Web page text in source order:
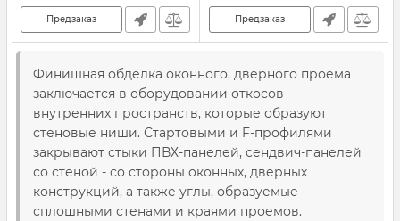
Предзаказ Предзаказ
Финишная обделка оконного, дверного проема
заключается в оборудовании откосов -
внутренних пространств, которые образуют
стеновые ниши. Стартовыми и F-профилями
закрывают стыки ПВХ-панелей, сендвич-панелей
со стеной - со стороны оконных, дверных
конструкций, а также углы, образуемые
сплошными стенами и краями проемов.